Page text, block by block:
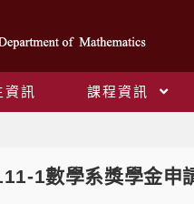
資訊 課程資訊
1數學系獎學金申